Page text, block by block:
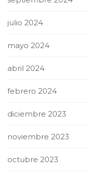
julio 2024
mayo 2024
abril 2024
febrero 2024
diciembre 2023
noviembre 2023
octubre 2023